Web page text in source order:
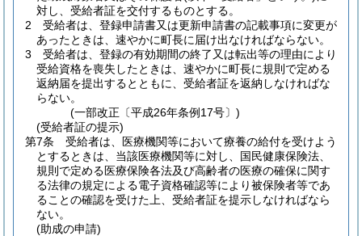
対し、受給者証を交付するものとする。
2
受給者は、登録申請書又は更新申請書の記載事項に変更が
あったときは、速やかに町長に届け出なければならない。
3
受給者は、登録の有効期間の終了又は転出等の理由により
受給資格を喪失したときは、速やかに町長に規則で定める
返納届を提出するとともに、受給者証を返納しなければな
らない。
(一部改正〔平成26年条例17号〕)
(受給者証の提示)
第7条
受給者は、医療機関等において療養の給付を受けよう
とするときは、当該医療機関等に対し、国民健康保険法、
規則で定める医療保険各法及び高齢者の医療の確保に関す
る法律の規定による電子資格確認等により被保険者等であ
ることの確認を受けた上、受給者証を提示しなければなら
ない。
(助成の申請)